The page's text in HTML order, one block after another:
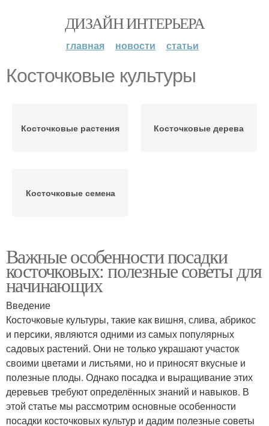
ДИЗАЙН ИНТЕРЬЕРА
главная новости статьи
Косточковые культуры
Косточковые растения Косточковые дерева
Косточковые семена
Важные особенности посадки
косточковых: полезные советы для
начинающих
Введение
Косточковые культуры, такие как вишня, слива, абрикос
и персики, являются одними из самых популярных
садовых растений. Они не только украшают участок
своими цветами и листьями, но и приносят вкусные и
полезные плоды. Однако посадка и выращивание этих
деревьев требуют определённых знаний и навыков. В
этой статье мы рассмотрим основные особенности
посадки косточковых культур и дадим полезные советы